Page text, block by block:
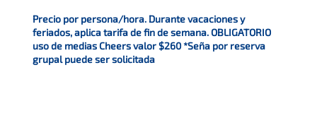
Precio por persona/hora. Durante vacaciones y
feriados, aplica tarifa de fin de semana. OBLIGATORIO
uso de medias Cheers valor $260 *Seña por reserva
grupal puede ser solicitada